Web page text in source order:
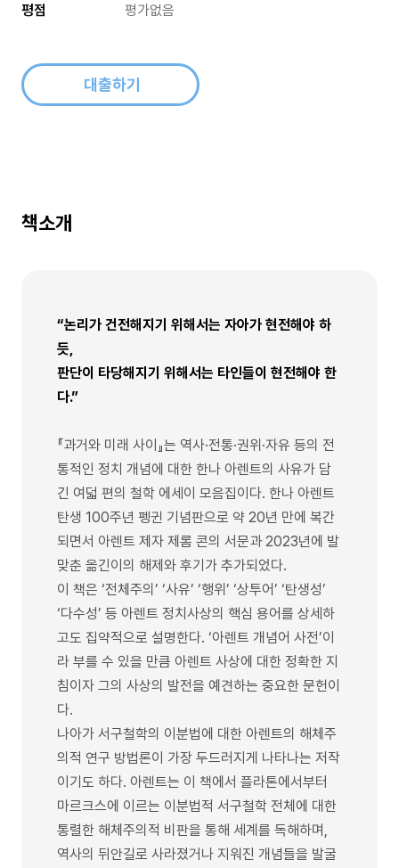
평점 평가없음
대출하기
책소개
“논리가 건전해지기 위해서는 자아가 현전해야 하
듯,
판단이 타당해지기 위해서는 타인들이 현전해야 한
다.”
『과거와 미래 사이』는 역사·전통·권위·자유 등의 전
통적인 정치 개념에 대한 한나 아렌트의 사유가 담
긴 여덟 편의 철학 에세이 모음집이다. 한나 아렌트
탄생 100주년 펭귄 기념판으로 약 20년 만에 복간
되면서 아렌트 제자 제롬 콘의 서문과 2023년에 발
맞춘 옮긴이의 해제와 후기가 추가되었다.
이 책은 ‘전체주의’ ‘사유’ ‘행위’ ‘상투어’ ‘탄생성’
‘다수성’ 등 아렌트 정치사상의 핵심 용어를 상세하
고도 집약적으로 설명한다. ‘아렌트 개념어 사전’이
라 부를 수 있을 만큼 아렌트 사상에 대한 정확한 지
침이자 그의 사상의 발전을 예견하는 중요한 문헌이
다.
나아가 서구철학의 이분법에 대한 아렌트의 해체주
의적 연구 방법론이 가장 두드러지게 나타나는 저작
이기도 하다. 아렌트는 이 책에서 플라톤에서부터
마르크스에 이르는 이분법적 서구철학 전체에 대한
통렬한 해체주의적 비판을 통해 세계를 독해하며,
역사의 뒤안길로 사라졌거나 지워진 개념들을 발굴